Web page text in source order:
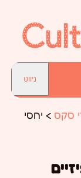
ניווט
סקס > יחסי